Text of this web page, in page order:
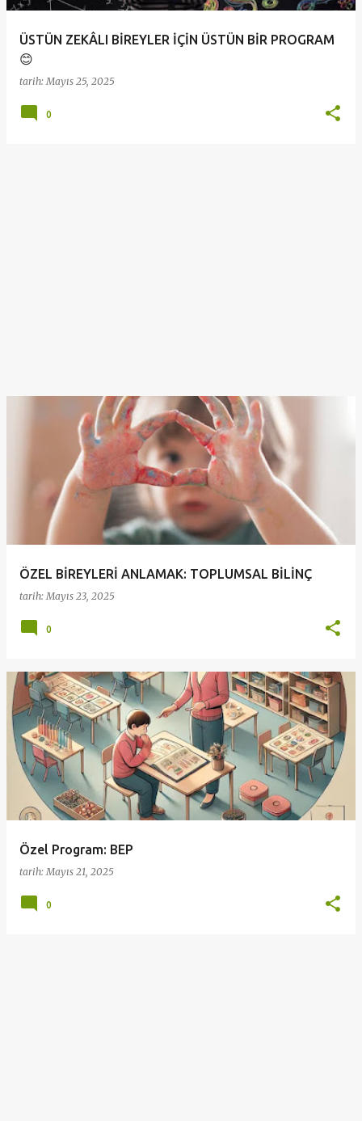
ÜSTÜN ZEKÂLI BİREYLER İÇİN ÜSTÜN BİR PROGRAM
😊
tarih:Mayıs 25, 2025
0
ÖZEL BİREYLERİ ANLAMAK: TOPLUMSAL BİLİNÇ
tarih:Mayıs 23, 2025
0
Özel Program: BEP
tarih:Mayıs 21, 2025
0